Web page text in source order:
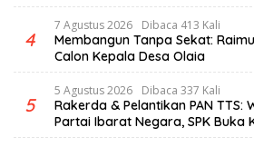
4
7 Agustus 2026 Dibaca 413 Kali
Membangun Tanpa Sekat:
Calon Kepala Desa Olaia
5
5 Agustus 2026 Dibaca 337 Kali
Rakerda & Pelantikan PAN TTS:
Partai Ibarat Negara, SPK Buka
Hektar & Larangan Politik Uang